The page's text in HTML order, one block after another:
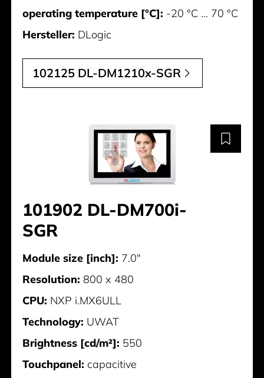
operating temperature [°C]: -20 °C ... 70 °C
Hersteller: DLogic
102125 DL-DM1210x-SGR
101902 DL-DM700i-
SGR
Module size [inch]: 7.0"
Resolution: 800 x 480
CPU: NXP i.MX6ULL
Technology: UWAT
Brightness [cd/m²]: 550
Touchpanel: capacitive